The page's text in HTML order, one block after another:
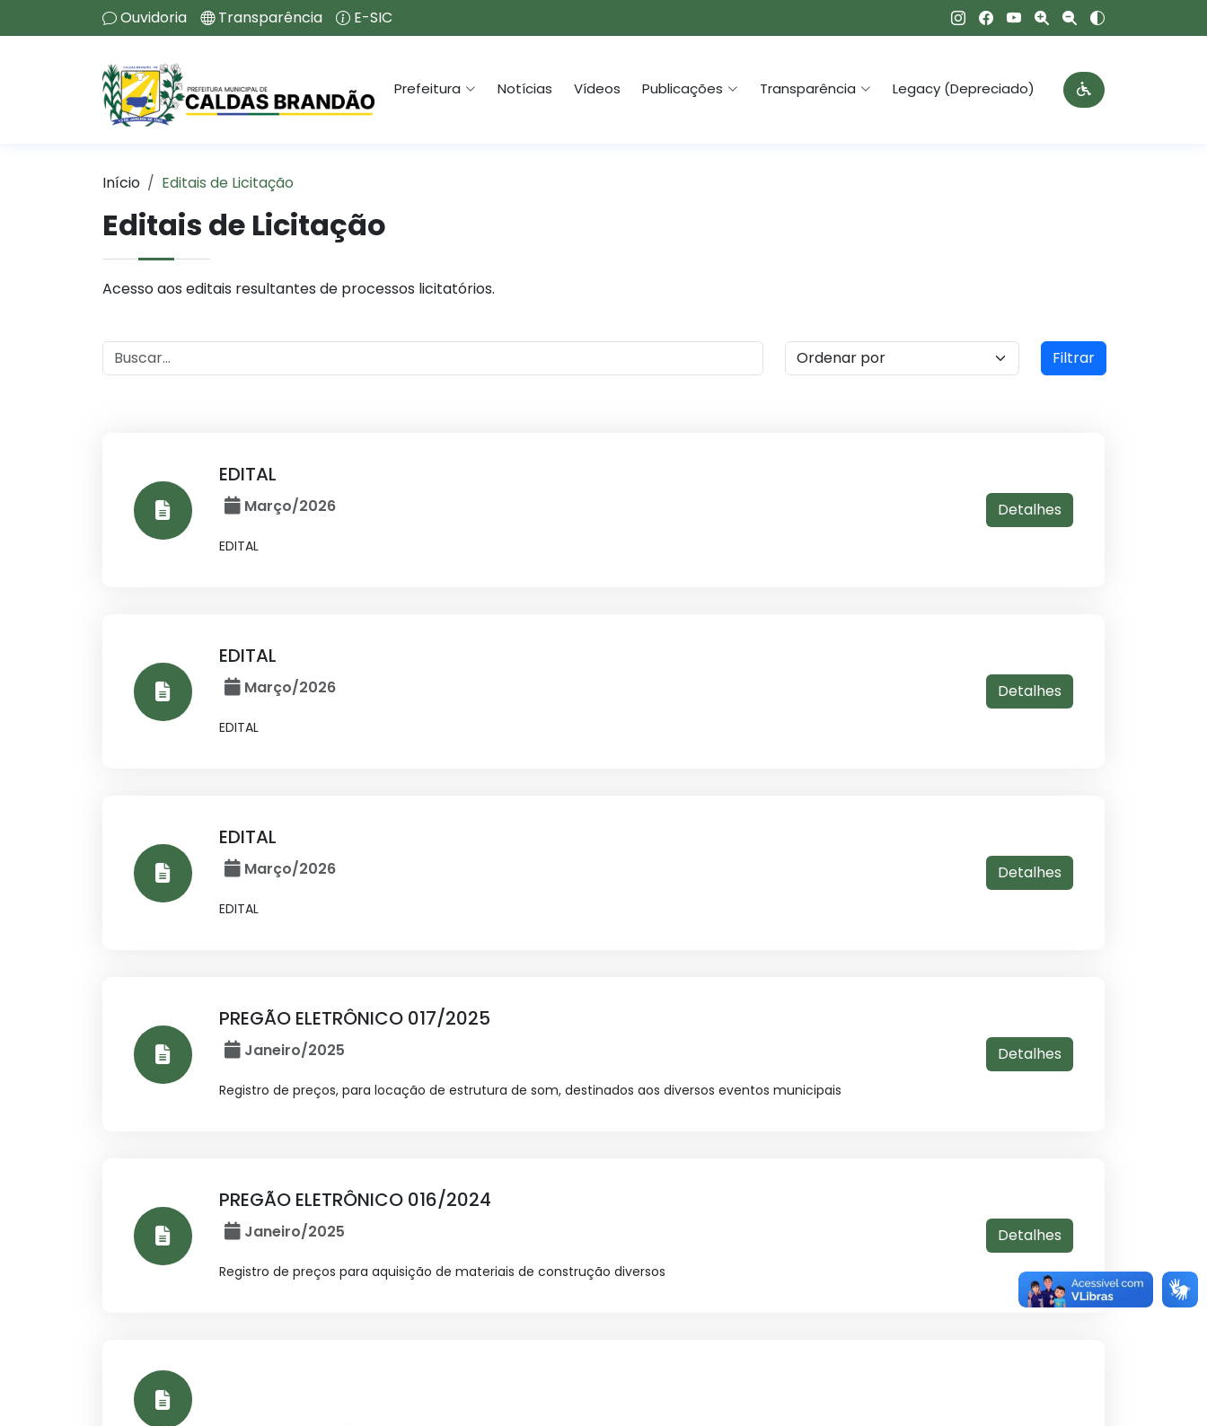
Ouvidoria Transparência E-SIC
Prefeitura Notícias Vídeos Publicações Transparência Legacy (Depreciado)
Início Editais de Licitação
Editais de Licitação
Acesso aos editais resultantes de processos licitatórios.
Filtrar
EDITAL
Março/2026
EDITAL
Detalhes
EDITAL
Março/2026
EDITAL
Detalhes
EDITAL
Março/2026
EDITAL
Detalhes
PREGÃO ELETRÔNICO 017/2025
Janeiro/2025
Registro de preços, para locação de estrutura de som, destinados aos diversos eventos municipais
Detalhes
PREGÃO ELETRÔNICO 016/2024
Janeiro/2025
Registro de preços para aquisição de materiais de construção diversos
Detalhes